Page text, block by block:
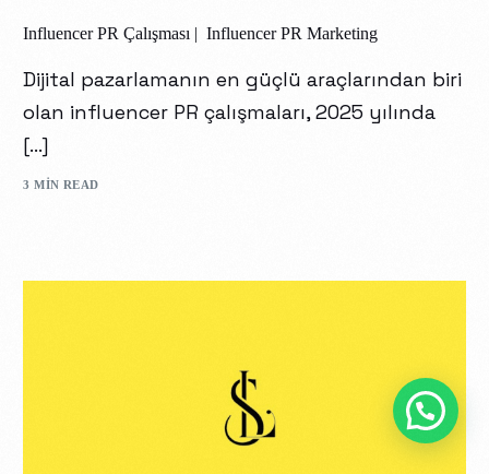
Influencer PR Çalışması | Influencer PR Marketing
Dijital pazarlamanın en güçlü araçlarından biri
olan influencer PR çalışmaları, 2025 yılında
[…]
3 MIN READ
İletişim